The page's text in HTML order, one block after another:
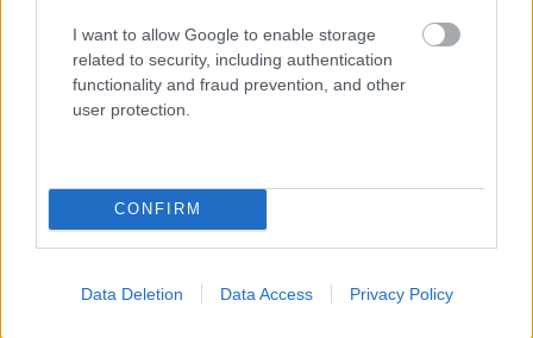
I want to allow Google to enable storage
related to security, including authentication
functionality and fraud prevention, and other
user protection.
CONFIRM
Data Deletion Data Access Privacy Policy